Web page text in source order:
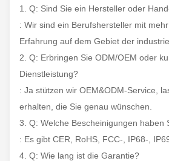
1. Q: Sind Sie ein Hersteller oder
: Wir sind ein Berufshersteller mit
Erfahrung auf dem Gebiet der
2. Q: Erbringen Sie ODM/OEM oder
Dienstleistung?
: Ja stützen wir OEM&ODM-Service,
erhalten, die Sie genau wünschen.
3. Q: Welche Bescheinigungen haben
: Es gibt CER, RoHS, FCC-, IP68-,
4. Q: Wie lang ist die Garantie?